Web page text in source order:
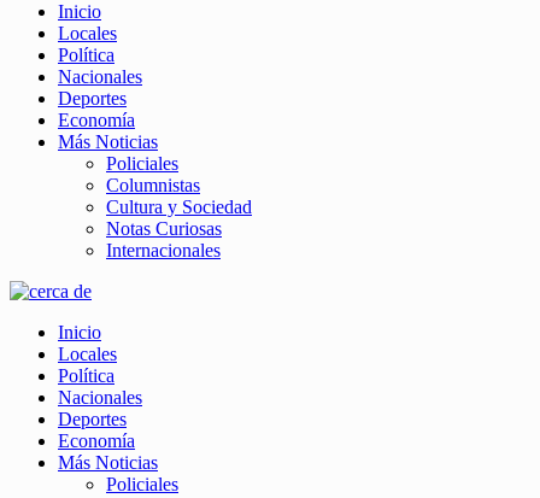
Inicio
Locales
Política
Nacionales
Deportes
Economía
Más Noticias
Policiales
Columnistas
Cultura y Sociedad
Notas Curiosas
Internacionales
Inicio
Locales
Política
Nacionales
Deportes
Economía
Más Noticias
Policiales